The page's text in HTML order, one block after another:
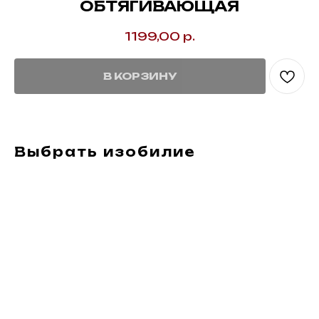
ОБТЯГИВАЮЩАЯ
1199,00 р.
В КОРЗИНУ
Выбрать изобилие